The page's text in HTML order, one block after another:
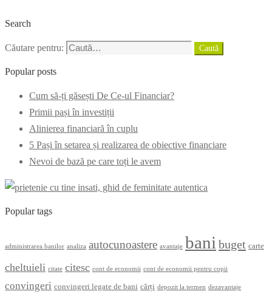
Search
Căutare pentru: Caută
Popular posts
Cum să-ți găsești De Ce-ul Financiar?
Primii pași în investiții
Alinierea financiară în cuplu
5 Pași în setarea și realizarea de obiective financiare
Nevoi de bază pe care toți le avem
Popular tags
administrarea banilor analiza autocunoastere avantaje bani buget carte
cheltuieli citate citesc cont de economii cont de economii pentru copii
convingeri convingeri legate de bani cărți depozit la termen dezavantaje